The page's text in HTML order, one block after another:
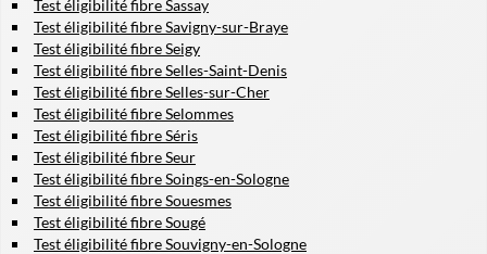
Test éligibilité fibre Sassay
Test éligibilité fibre Savigny-sur-Braye
Test éligibilité fibre Seigy
Test éligibilité fibre Selles-Saint-Denis
Test éligibilité fibre Selles-sur-Cher
Test éligibilité fibre Selommes
Test éligibilité fibre Séris
Test éligibilité fibre Seur
Test éligibilité fibre Soings-en-Sologne
Test éligibilité fibre Souesmes
Test éligibilité fibre Sougé
Test éligibilité fibre Souvigny-en-Sologne